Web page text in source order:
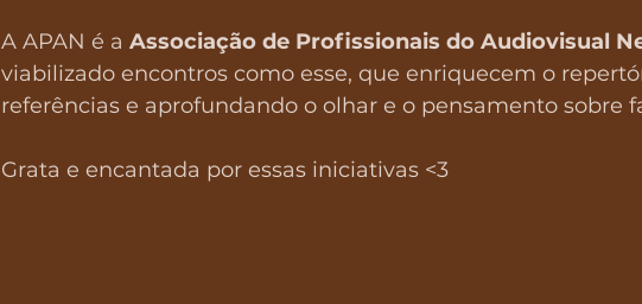
A APAN é a Associação de Profissionais do Audiovisual
viabilizado encontros como esse, que enriquecem o
referências e aprofundando o olhar e o pensamento sobre
Grata e encantada por essas iniciativas <3